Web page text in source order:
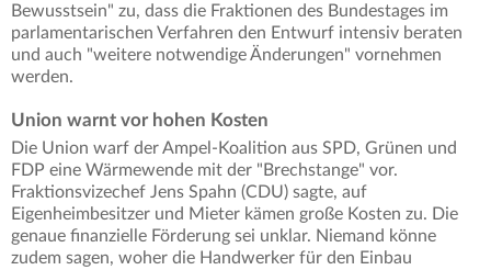
Bewusstsein" zu, dass die Fraktionen des Bundestages im
parlamentarischen Verfahren den Entwurf intensiv beraten
und auch "weitere notwendige Änderungen" vornehmen
werden.
Union warnt vor hohen Kosten
Die Union warf der Ampel-Koalition aus SPD, Grünen und
FDP eine Wärmewende mit der "Brechstange" vor.
Fraktionsvizechef Jens Spahn (CDU) sagte, auf
Eigenheimbesitzer und Mieter kämen große Kosten zu. Die
genaue finanzielle Förderung sei unklar. Niemand könne
zudem sagen, woher die Handwerker für den Einbau